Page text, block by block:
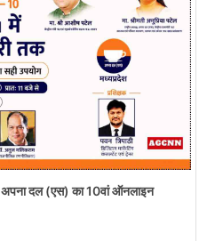
अपना दल (एस) का 10वां ऑनलाइन